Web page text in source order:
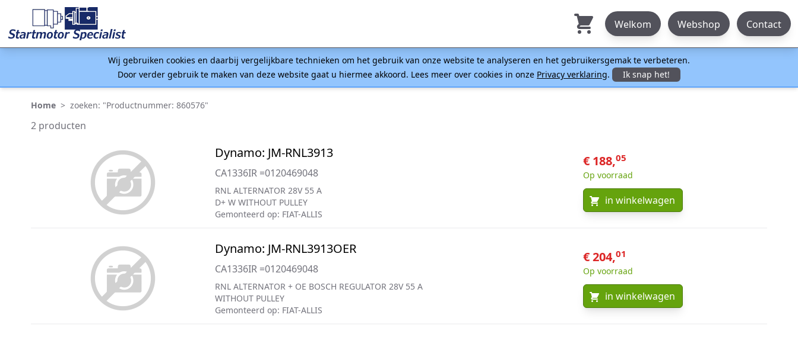
Welkom Webshop Contact
Wij gebruiken cookies en daarbij vergelijkbare technieken om het gebruik van onze website te analyseren en het gebruikersgemak te verbeteren.
Door verder gebruik te maken van deze website gaat u hiermee akkoord. Lees meer over cookies in onze Privacy verklaring. Ik snap het!
Home > zoeken: "Productnummer: 860576"
2 producten
Dynamo: JM-RNL3913
CA1336IR =0120469048
RNL ALTERNATOR 28V 55 A
D+ W WITHOUT PULLEY
Gemonteerd op: FIAT-ALLIS
€ 188,05
Op voorraad
in winkelwagen
Dynamo: JM-RNL3913OER
CA1336IR =0120469048
RNL ALTERNATOR + OE BOSCH REGULATOR 28V 55 A
WITHOUT PULLEY
Gemonteerd op: FIAT-ALLIS
€ 204,01
Op voorraad
in winkelwagen